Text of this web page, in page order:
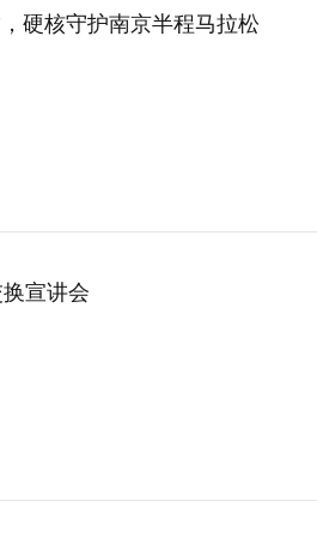
硬核守护南京半程马拉松
宣讲会